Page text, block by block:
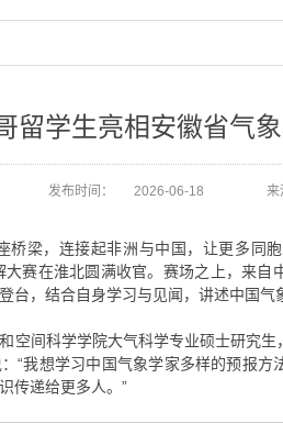
留学生亮相安徽省气
发布时间： 2026-06-18 来
桥梁，连接起非洲与中国，让更多同
赛在淮北圆满收官。赛场之上，来自
台，结合自身学习与见闻，讲述中国
空间科学学院大气科学专业硕士研究
“我想学习中国气象学家多样的预报
传递给更多人。”